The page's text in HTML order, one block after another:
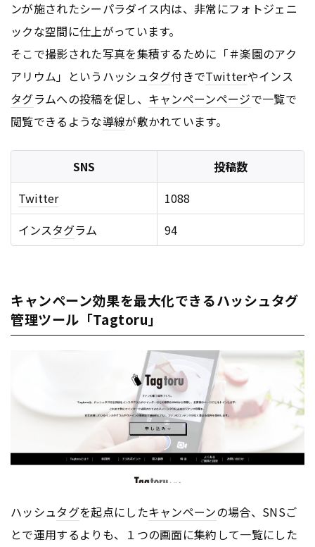
ンが施されたシーパラダイス内は、非常にフォトジェニ
ックな空間に仕上がっています。
そこで撮影された写真を集積するために「＃楽園のアク
アリウム」というハッシュタグ付きでTwitterやインス
タグラムへの投稿を促し、 キャンペーンページで一覧で
閲覧できるような導線が敷かれています。
SNS
投稿数
Twitter
1088
インスタグラム 94
キャンペーン効果を最大化できるハッシュタグ
管理ツール「Tagtoru」
ハッシュタグを起点にしたキャンペーンの場合、SNSご
とで運用するよりも、１つの画面に集約して一覧にした